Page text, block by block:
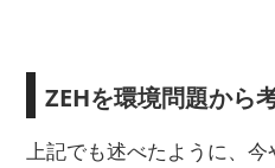
ZEHを環境問題から
上記でも述べたように、今